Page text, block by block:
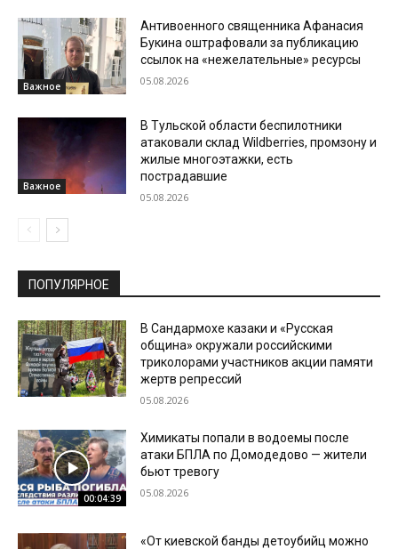
Важное
Антивоенного священника Афанасия
Букина оштрафовали за публикацию
ссылок на «нежелательные» ресурсы
05.08.2026
Важное
В Тульской области беспилотники
атаковали склад Wildberries, промзону и
жилые многоэтажки, есть
пострадавшие
05.08.2026
ПОПУЛЯРНОЕ
В Сандармохе казаки и «Русская
община» окружали российскими
триколорами участников акции памяти
жертв репрессий
05.08.2026
00:04:39
Химикаты попали в водоемы после
атаки БПЛА по Домодедово — жители
бьют тревогу
05.08.2026
«От киевской банды детоубийц можно